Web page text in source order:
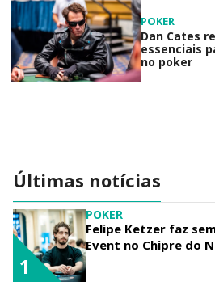
POKER
Dan Cates
essenciais
no poker
Últimas notícias
POKER
Felipe Ketzer faz
Event no Chipre do
1